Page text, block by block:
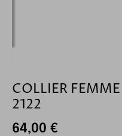
COLLIER
2122
64,00 €